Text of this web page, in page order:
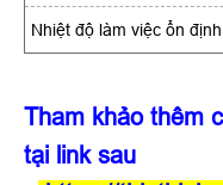
Nhiệt độ làm việc ổn định
Tham khảo thêm
tại link sau